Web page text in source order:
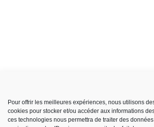
Pour offrir les meilleures expériences, nous utilisons
cookies pour stocker et/ou accéder aux informations
ces technologies nous permettra de traiter des